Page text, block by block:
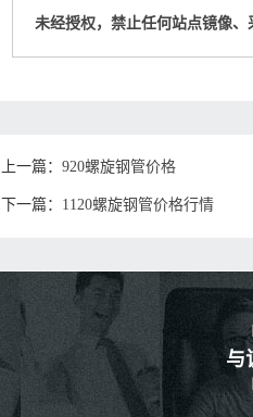
未经授权，禁止任何站点镜像、
上一篇：920螺旋钢管价格
下一篇： 1120螺旋钢管价格行情
与